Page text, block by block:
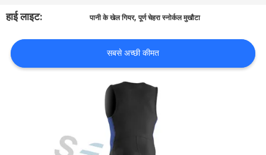
COMPANY
NEWS
POLICY
हाई लाइट:
पानी के खेल गियर,पूर्ण चेहरा स्नोर्कल मुखौटा
सबसे अच्छी कीमत